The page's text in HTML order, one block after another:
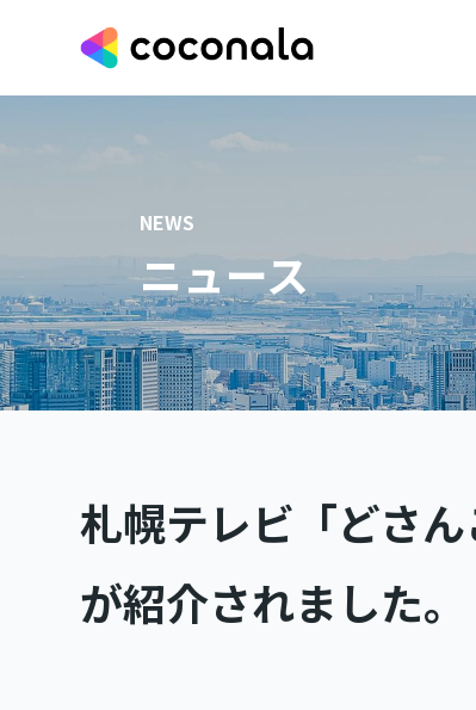
NEWS
ニュース
札幌テレビ「どさ
が紹介されました。